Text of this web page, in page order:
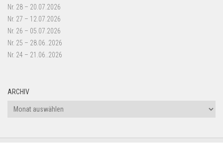
Nr. 28 – 20.07.2026
Nr. 27 – 12.07.2026
Nr. 26 – 05.07.2026
Nr. 25 – 28.06..2026
Nr. 24 – 21.06..2026
ARCHIV
Archiv